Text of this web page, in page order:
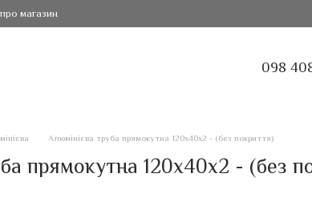
магазин
098
Алюмінієва труба прямокутна 120х40х2 - (без покриття)
прямокутна 120х40х2 - (без